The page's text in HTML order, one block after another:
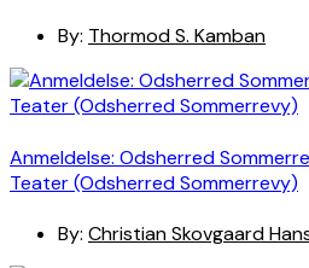
By: Thormod S. Kamban
Anmeldelse: Odsherred
Teater (Odsherred Sommerrevy)
By: Christian Skovgaard